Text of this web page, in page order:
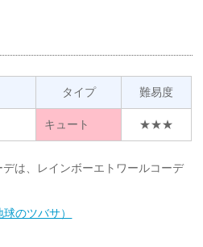
タイプ 難易度
キュート ★★★
は、レインボーエトワールコーデ
のツバサ）